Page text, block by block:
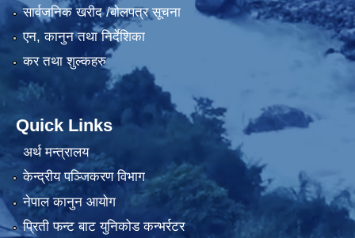
सार्वजनिक खरीद /बोलपत्र सूचना
एन, कानुन तथा निर्देशिका
कर तथा शुल्कहरु
Quick Links
अर्थ मन्त्रालय
केन्द्रीय पञ्जिकरण विभाग
नेपाल कानुन आयोग
प्रिती फन्ट बाट युनिकोड कन्भर्रटर